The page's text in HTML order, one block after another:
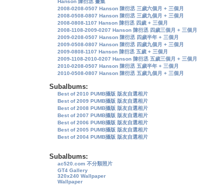
2008-0208-0507 Hanson 陳衍丞 三歲六個月 + 三個月
2008-0508-0807 Hanson 陳衍丞 三歲九個月 + 三個月
2008-0808-1107 Hanson 陳衍丞 四歲 + 三個月
2008-1108-2009-0207 Hanson 陳衍丞 四歲三個月 + 三個月
2009-0208-0507 Hanson 陳衍丞 四歲半年 + 三個月
2009-0508-0807 Hanson 陳衍丞 四歲九個月 + 三個月
2009-0808-1107 Hanson 陳衍丞 五歲 + 三個月
2009-1108-2010-0207 Hanson 陳衍丞 五歲三個月 + 三個月
2010-0208-0507 Hanson 陳衍丞 五歲半年 + 三個月
2010-0508-0807 Hanson 陳衍丞 五歲九個月 + 三個月
Subalbums:
Best of 2010 PUMB攝版 版友自選相片
Best of 2009 PUMB攝版 版友自選相片
Best of 2008 PUMB攝版 版友自選相片
Best of 2007 PUMB攝版 版友自選相片
Best of 2006 PUMB攝版 版友自選相片
Best of 2005 PUMB攝版 版友自選相片
Best of 2004 PUMB攝版 版友自選相片
Subalbums:
ac520.com 不分類照片
GT4 Gallery
320x240 Wallpaper
Wallpaper